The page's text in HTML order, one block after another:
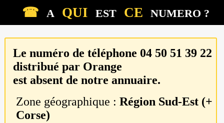
☎ A QUI EST CE NUMERO ?
Le numéro de téléphone 04 50 51 39 22
distribué par Orange
est absent de notre annuaire.
Zone géographique :Région Sud-Est (+
Corse)